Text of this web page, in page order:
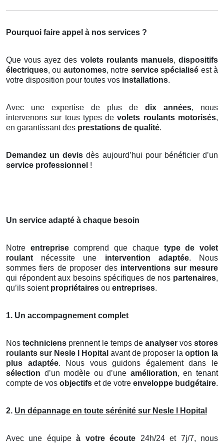
Pourquoi faire appel à nos services ?
Que vous ayez des volets roulants manuels,dispositifs
électriques, ou autonomes, notre service spécialisé est à
votre disposition pour toutes vos installations.
Avec une expertise de plus de dix années, nous
intervenons sur tous types devolets roulants motorisés,
en garantissant des prestations de qualité.
Demandez un devis dès aujourd’hui pour bénéficier d’un
service professionnel !
Un service adapté à chaque besoin
Notre entreprisecomprend que chaque type de volet
roulant nécessite une intervention adaptée. Nous
sommes fiers de proposer des interventions sur mesure
qui répondent aux besoins spécifiques de nos partenaires,
qu’ils soient propriétaires ou entreprises.
1. Un accompagnement complet
Nos techniciens prennent le temps de analyser vos stores
roulants sur Nesle l Hopital avant de proposer la option la
plus adaptée. Nous vous guidons également dans le
sélection d’un modèle ou d’une amélioration, en tenant
compte de vos objectifs et de votre enveloppe budgétaire.
2. Un dépannage en toute sérénité sur Nesle l Hopital
Avec une équipeà votre écoute 24h/24 et 7j/7, nous